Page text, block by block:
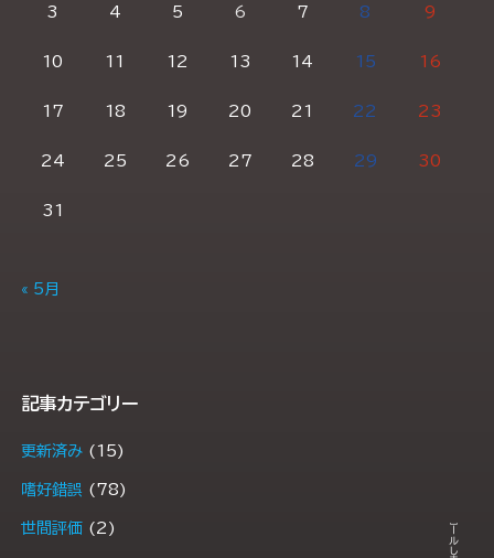
3 4 5 6 7 8 9
10 11 12 13 14 15 16
17 18 19 20 21 22 23
24 25 26 27 28 29 30
31
« 5月
記事カテゴリー
更新済み (15)
嗜好錯誤 (78)
世間評価 (2)